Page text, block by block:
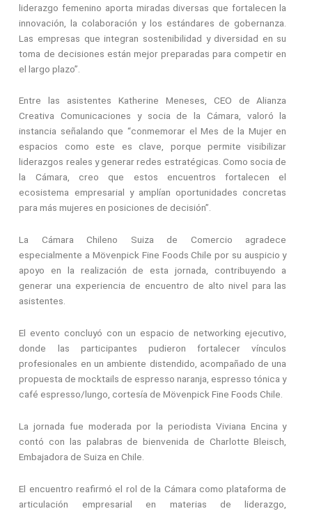
liderazgo femenino aporta miradas diversas que fortalecen la
innovación, la colaboración y los estándares de gobernanza.
Las empresas que integran sostenibilidad y diversidad en su
toma de decisiones están mejor preparadas para competir en
el largo plazo”.
Entre las asistentes Katherine Meneses, CEO de Alianza
Creativa Comunicaciones y socia de la Cámara, valoró la
instancia señalando que “conmemorar el Mes de la Mujer en
espacios como este es clave, porque permite visibilizar
liderazgos reales y generar redes estratégicas. Como socia de
la Cámara, creo que estos encuentros fortalecen el
ecosistema empresarial y amplían oportunidades concretas
para más mujeres en posiciones de decisión”.
La Cámara Chileno Suiza de Comercio agradece
especialmente a Mövenpick Fine Foods Chile por su auspicio y
apoyo en la realización de esta jornada, contribuyendo a
generar una experiencia de encuentro de alto nivel para las
asistentes.
El evento concluyó con un espacio de networking ejecutivo,
donde las participantes pudieron fortalecer vínculos
profesionales en un ambiente distendido, acompañado de una
propuesta de mocktails de espresso naranja, espresso tónica y
café espresso/lungo, cortesía de Mövenpick Fine Foods Chile.
La jornada fue moderada por la periodista Viviana Encina y
contó con las palabras de bienvenida de Charlotte Bleisch,
Embajadora de Suiza en Chile.
El encuentro reafirmó el rol de la Cámara como plataforma de
articulación empresarial en materias de liderazgo,